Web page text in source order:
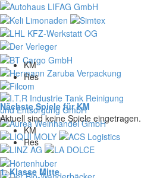
KM
Res
Nächste Spiele für KM
Aktuell sind keine Spiele eingetragen.
KM
Res
1. Klasse Mitte